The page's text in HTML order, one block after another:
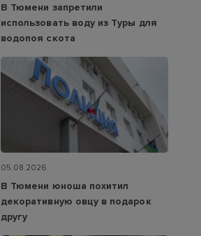
В Тюмени запретили
использовать воду из Туры для
водопоя скота
05.08.2026
В Тюмени юноша похитил
декоративную овцу в подарок
другу